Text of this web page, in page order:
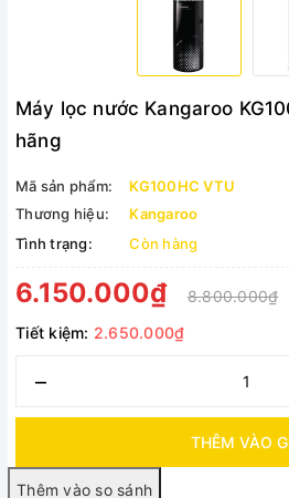
Máy lọc nước Kangaroo
hãng
Mã sản phẩm:
KG100HC VTU
Thương hiệu:
Kangaroo
Tình trạng:
Còn hàng
6.150.000₫
8.800.000₫
Tiết kiệm: 2.650.000₫
–
THÊM VÀO